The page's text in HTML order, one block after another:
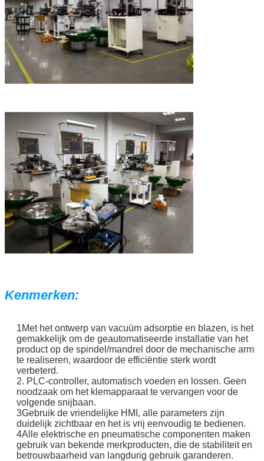
Kenmerken:
1Met het ontwerp van vacuüm adsorptie en blazen, is het
gemakkelijk om de geautomatiseerde installatie van het
product op de spindel/mandrel door de mechanische arm
te realiseren, waardoor de efficiëntie sterk wordt
verbeterd.
2. PLC-controller, automatisch voeden en lossen. Geen
noodzaak om het klemapparaat te vervangen voor de
volgende snijbaan.
3Gebruik de vriendelijke HMI, alle parameters zijn
duidelijk zichtbaar en het is vrij eenvoudig te bedienen.
4Alle elektrische en pneumatische componenten maken
gebruik van bekende merkproducten, die de stabiliteit en
betrouwbaarheid van langdurig gebruik garanderen.